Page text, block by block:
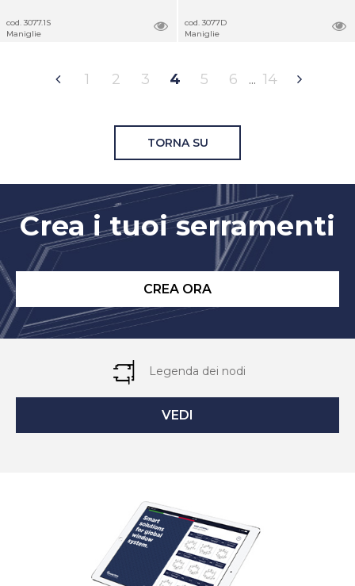
cod. 3077.1S
Maniglie
cod. 3077D
Maniglie
1 2 3 4 5 6 14
TORNA SU
Crea i tuoi serramenti
CREA ORA
Legenda dei nodi
VEDI